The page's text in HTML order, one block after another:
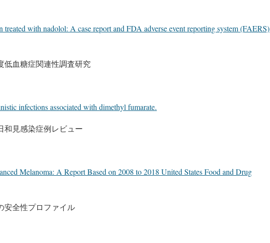
with nadolol: A case report and FDA adverse event reporting system (FAERS)
低血糖症関連性調査研究
infections associated with dimethyl fumarate.
和見感染症例レビュー
Melanoma: A Report Based on 2008 to 2018 United States Food and Drug
安全性プロファイル